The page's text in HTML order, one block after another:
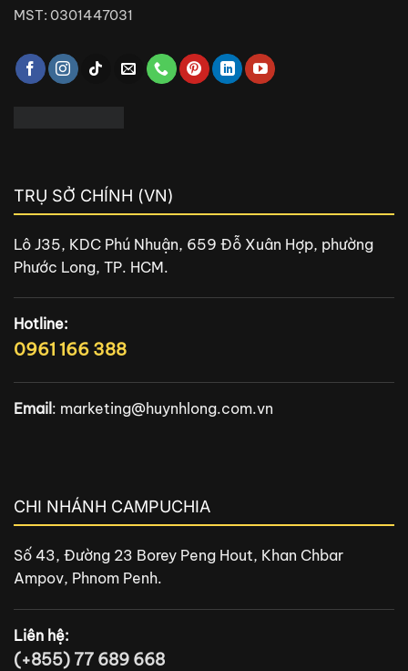
MST: 0301447031
TRỤ SỞ CHÍNH (VN)
Lô J35, KDC Phú Nhuận, 659 Đỗ Xuân Hợp, phường
Phước Long, TP. HCM.
Hotline:
0961 166 388
Email : marketing@huynhlong.com.vn
CHI NHÁNH CAMPUCHIA
Số 43, Đường 23 Borey Peng Hout, Khan Chbar
Ampov, Phnom Penh.
Liên hệ:
(+855) 77 689 668